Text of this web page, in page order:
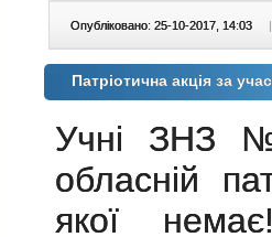
Опубліковано: 25-10-2017, 14:03 |
Патріотична акція за
Учні ЗНЗ
обласній
якої